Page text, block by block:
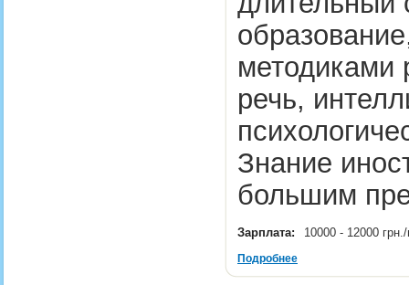
методиками
речь,
Знание
большим
Зарплата: 10000 - 12000
Подробнее